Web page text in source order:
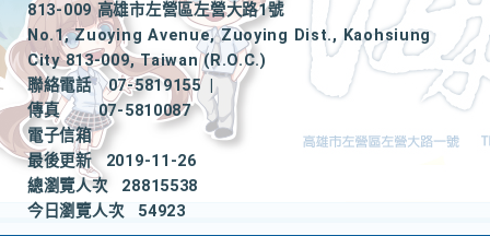
813-009 高雄市左營區左營大路1號
No.1, Zuoying Avenue, Zuoying Dist., Kaohsiung
City 813-009, Taiwan (R.O.C.)
聯絡電話
07-5819155
|
傳真
07-5810087
電子信箱
最後更新
2019-11-26
總瀏覽人次
28815538
今日瀏覽人次
54923